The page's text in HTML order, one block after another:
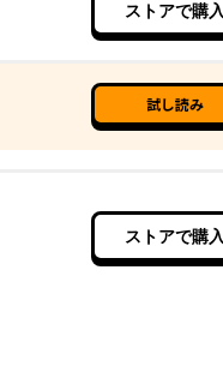
ストアで購入
試し読み
ストアで購入